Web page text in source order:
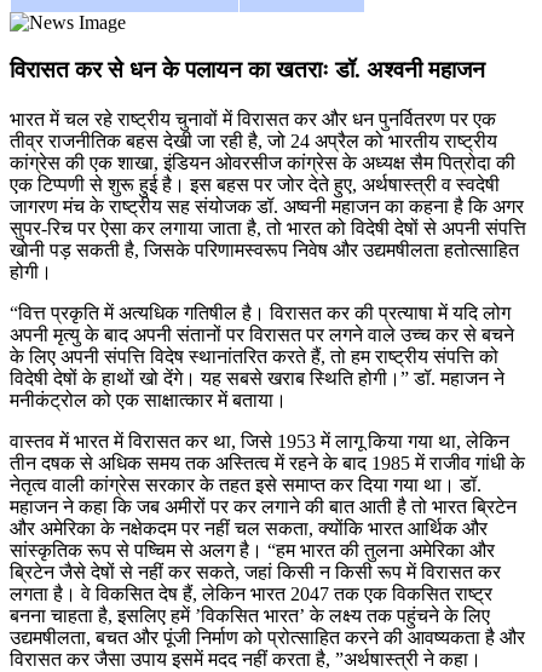
विरासत कर से धन के पलायन का खतराः डॉ. अश्वनी महाजन
भारत में चल रहे राष्ट्रीय चुनावों में विरासत कर और धन पुनर्वितरण पर एक
तीव्र राजनीतिक बहस देखी जा रही है, जो 24 अप्रैल को भारतीय राष्ट्रीय
कांग्रेस की एक शाखा, इंडियन ओवरसीज कांग्रेस के अध्यक्ष सैम पित्रोदा की
एक टिप्पणी से शुरू हुई है। इस बहस पर जोर देते हुए, अर्थषास्त्री व स्वदेषी
जागरण मंच के राष्ट्रीय सह संयोजक डॉ. अष्वनी महाजन का कहना है कि अगर
सुपर-रिच पर ऐसा कर लगाया जाता है, तो भारत को विदेषी देषों से अपनी संपत्ति
खोनी पड़ सकती है, जिसके परिणामस्वरूप निवेष और उद्यमषीलता हतोत्साहित
होगी।
“वित्त प्रकृति में अत्यधिक गतिषील है। विरासत कर की प्रत्याषा में यदि लोग
अपनी मृत्यु के बाद अपनी संतानों पर विरासत पर लगने वाले उच्च कर से बचने
के लिए अपनी संपत्ति विदेष स्थानांतरित करते हैं, तो हम राष्ट्रीय संपत्ति को
विदेषी देषों के हाथों खो देंगे। यह सबसे खराब स्थिति होगी।” डॉ. महाजन ने
मनीकंट्रोल को एक साक्षात्कार में बताया।
वास्तव में भारत में विरासत कर था, जिसे 1953 में लागू किया गया था, लेकिन
तीन दषक से अधिक समय तक अस्तित्व में रहने के बाद 1985 में राजीव गांधी के
नेतृत्व वाली कांग्रेस सरकार के तहत इसे समाप्त कर दिया गया था। डॉ.
महाजन ने कहा कि जब अमीरों पर कर लगाने की बात आती है तो भारत ब्रिटेन
और अमेरिका के नक्षेकदम पर नहीं चल सकता, क्योंकि भारत आर्थिक और
सांस्कृतिक रूप से पष्चिम से अलग है। “हम भारत की तुलना अमेरिका और
ब्रिटेन जैसे देषों से नहीं कर सकते, जहां किसी न किसी रूप में विरासत कर
लगता है। वे विकसित देष हैं, लेकिन भारत 2047 तक एक विकसित राष्ट्र
बनना चाहता है, इसलिए हमें ’विकसित भारत’ के लक्ष्य तक पहुंचने के लिए
उद्यमषीलता, बचत और पूंजी निर्माण को प्रोत्साहित करने की आवष्यकता है और
विरासत कर जैसा उपाय इसमें मदद नहीं करता है, ”अर्थषास्त्री ने कहा।